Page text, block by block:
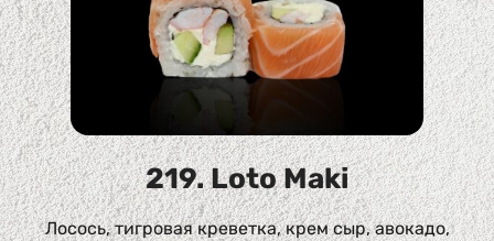
219. Loto Maki
Лосось, тигровая креветка, крем сыр, авокадо,